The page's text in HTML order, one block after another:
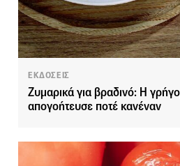
ΕΚΔΟΣΕΙΣ
Ζυμαρικά για βραδινό: Η
απογοήτευσε ποτέ κανέναν